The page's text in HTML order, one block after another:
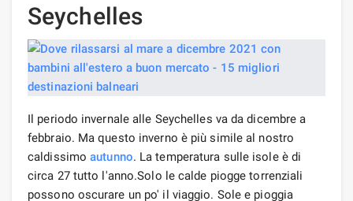
Seychelles
Il periodo invernale alle Seychelles va da dicembre a
febbraio. Ma questo inverno è più simile al nostro
caldissimoautunno. La temperatura sulle isole è di
circa 27 tutto l'anno.Solo le calde piogge torrenziali
possono oscurare un po' il viaggio. Sole e pioggia